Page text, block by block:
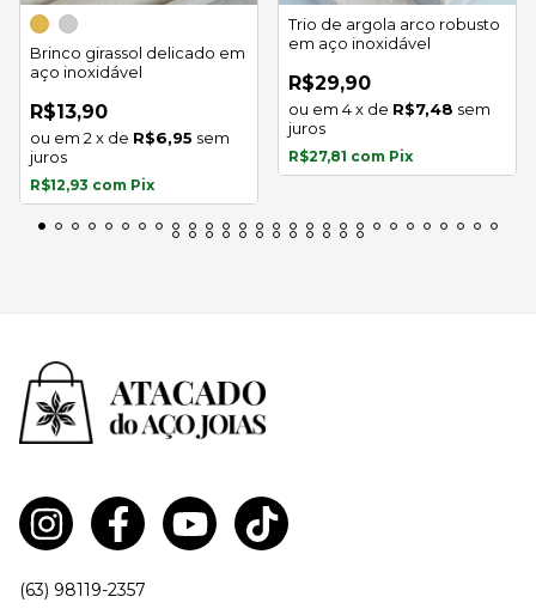
Brinco girassol delicado em
aço inoxidável
R$13,90
2 x de R$6,95 sem
juros
R$12,93 com Pix
Trio de argola arco robusto
em aço inoxidável
R$29,90
4x de R$7,48 sem
juros
R$27,81 com Pix
(63) 98119-2357